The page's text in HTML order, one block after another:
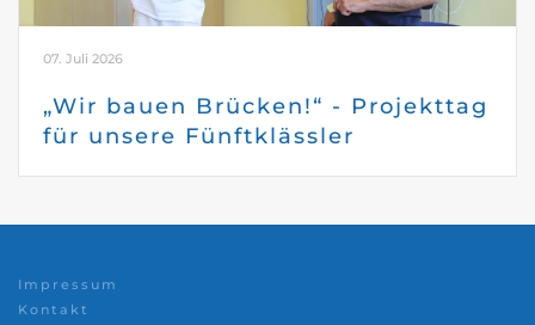
07. Juli 2026
„Wir bauen Brücken!“ - Projekttag
für unsere Fünftklässler
Impressum
Kontakt